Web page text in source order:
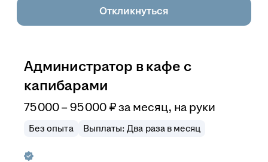
Откликнуться
Администратор в кафе с
капибарами
75 000–95 000 ₽ за месяц, на руки
Без опыта Выплаты: Два раза в месяц